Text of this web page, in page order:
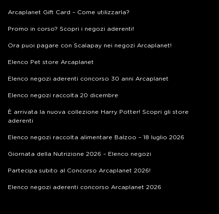
Arcaplanet Gift Card – Come utilizzarla?
Promo in corso? Scopri i negozi aderenti!
Ora puoi pagare con Scalapay nei negozi Arcaplanet!
Elenco Pet store Arcaplanet
Elenco negozi aderenti concorso 30 anni Arcaplanet
Elenco negozi raccolta 20 dicembre
È arrivata la nuova collezione Harry Potter! Scopri gli store
aderenti
Elenco negozi raccolta alimentare Balzoo – 18 luglio 2026
Giornata della Nutrizione 2026 – Elenco negozi
Partecipa subito al Concorso Arcaplanet 2026!
Elenco negozi aderenti concorso Arcaplanet 2026